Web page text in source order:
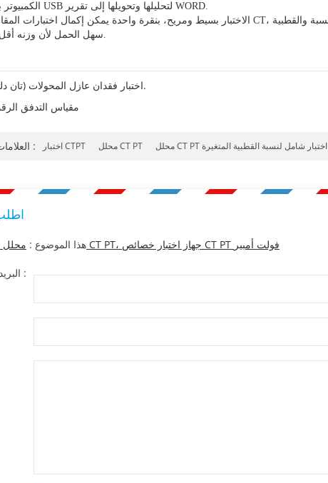
الكمبيوتر بواسطة قرص USB لتحليلها وتحويلها إلى تقرير WORD.
8. سهل الحمل لأن وزنه أقل من 9 كجم.
اختبار فقدان عازل المحولات (تان دلتا).
مقياس التدفق
العلامات ذات الصلة : اختبار CTPT محلل CT PT اختبار شامل لنسبة القطبية المتغيرة
هذا الموضوع : محلل محول التيار CT PT، جهاز اختبار خصائص CT PT فولت أمبير
البريد الإلكتروني :